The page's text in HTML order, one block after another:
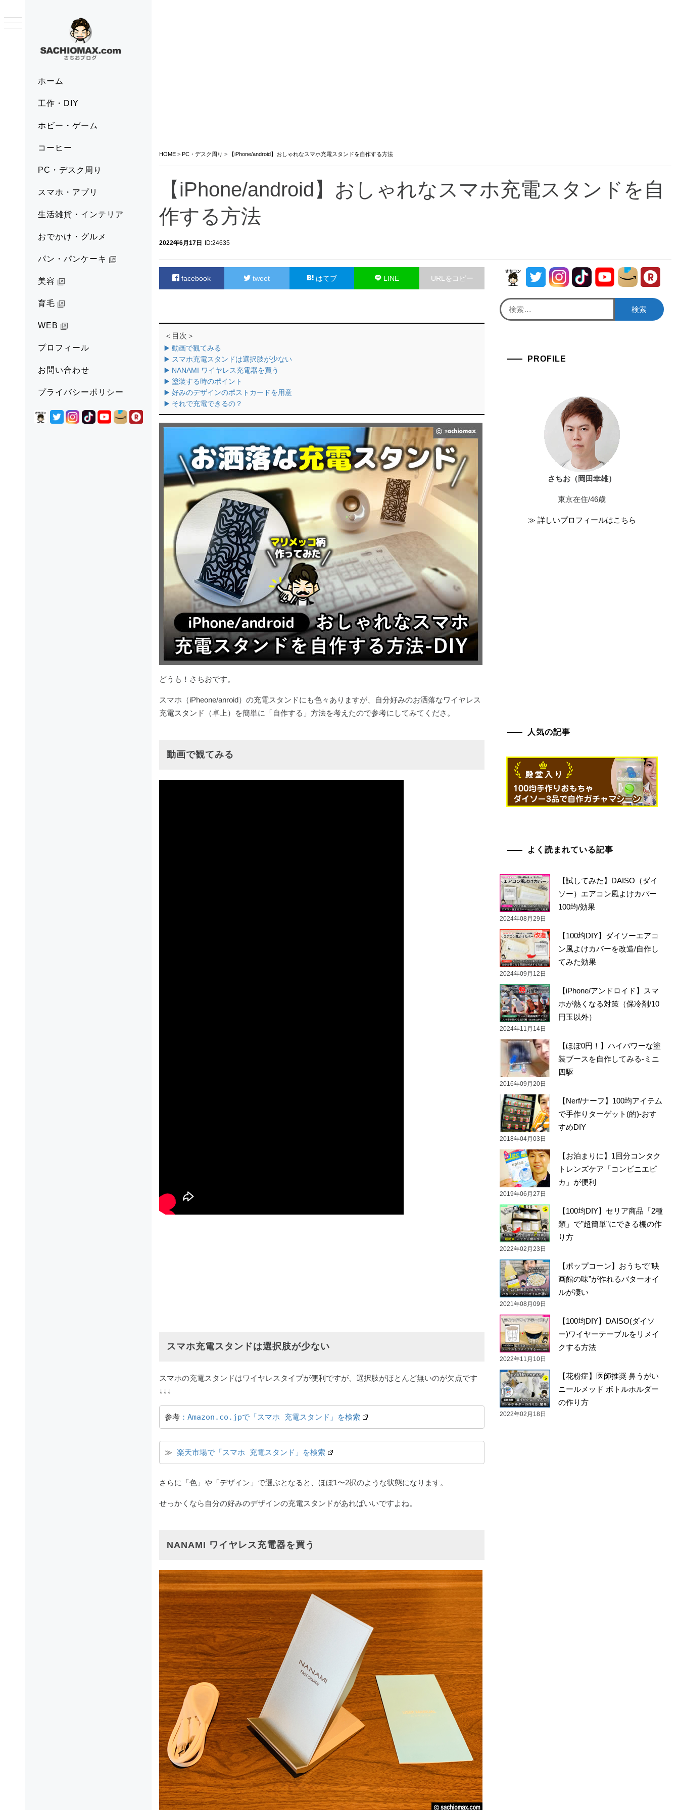
ホーム
工作・DIY
ホビー・ゲーム
コーヒー
PC・デスク周り
スマホ・アプリ
生活雑貨・インテリア
おでかけ・グルメ
パン・パンケーキ
美容
育毛
WEB
プロフィール
お問い合わせ
プライバシーポリシー
to
HOME > PC・デスク周り > 【iPhone/android】おしゃれなスマホ充電スタンドを自作する方法
【iPhone/android】おしゃれなスマホ充電スタンドを自
作する方法
2022年6月17日 ID:24635
facebook tweet はてブ LINE URLをコピー
＜目次＞
▶️ 動画で観てみる
▶️ スマホ充電スタンドは選択肢が少ない
▶️ NANAMI ワイヤレス充電器を買う
▶️ 塗装する時のポイント
▶️ 好みのデザインのポストカードを用意
▶️ それで充電できるの？
どうも！さちおです。
スマホ（iPheone/anroid）の充電スタンドにも色々ありますが、自分好みのお洒落なワイヤレス
充電スタンド（卓上）を簡単に「自作する」方法を考えたので参考にしてみてくださ。
動画で観てみる
スマホ充電スタンドは選択肢が少ない
スマホの充電スタンドはワイヤレスタイプが便利ですが、選択肢がほとんど無いのが欠点です
↓↓↓
参考 ：Amazon.co.jpで「スマホ 充電スタンド」を検索
≫ 楽天市場で「スマホ 充電スタンド」を検索
さらに「色」や「デザイン」で選ぶとなると、ほぼ1〜2択のような状態になります。
せっかくなら自分の好みのデザインの充電スタンドがあればいいですよね。
NANAMI ワイヤレス充電器を買う
検
索:
PROFILE
さちお（岡田幸雄）
東京在住/46歳
≫ 詳しいプロフィールはこちら
人気の記事
よく読まれている記事
【試してみた】DAISO（ダイ
ソー）エアコン風よけカバー
100均/効果
2024年08月29日
【100均DIY】ダイソーエアコ
ン風よけカバーを改造/自作し
てみた効果
2024年09月12日
【iPhone/アンドロイド】スマ
ホが熱くなる対策（保冷剤/10
円玉以外）
2024年11月14日
【ほぼ0円！】ハイパワーな塗
装ブースを自作してみる-ミニ
四駆
2016年09月20日
【Nerf/ナーフ】100均アイテム
で手作りターゲット(的)-おす
すめDIY
2018年04月03日
【お泊まりに】1回分コンタク
トレンズケア「コンビニエピ
カ」が便利
2019年06月27日
【100均DIY】セリア商品「2種
類」で”超簡単”にできる棚の作
り方
2022年02月23日
【ポップコーン】おうちで”映
画館の味”が作れるバターオイ
ルが凄い
2021年08月09日
【100均DIY】DAISO(ダイソ
ー)ワイヤーテーブルをリメイ
クする方法
2022年11月10日
【花粉症】医師推奨 鼻うがい
ニールメッド ボトルホルダー
の作り方
2022年02月18日